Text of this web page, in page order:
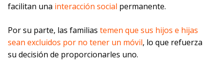
facilitan una interacción social permanente.
Por su parte, las familias temen que sus hijos e hijas
sean excluidos por no tener un móvil, lo que refuerza
su decisión de proporcionarles uno.